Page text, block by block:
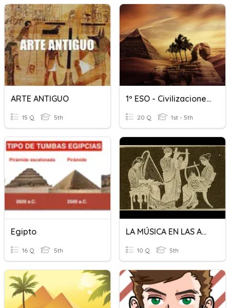
ARTE ANTIGUO
15 Q 5th
1º ESO - Civilizaciones Fluviales - Mesopotamia Y Egipto
20 Q 1st - 5th
Egipto
16 Q 5th
LA MÚSICA EN LAS ANTIGUAS CIVILIZACIONES
10 Q 5th